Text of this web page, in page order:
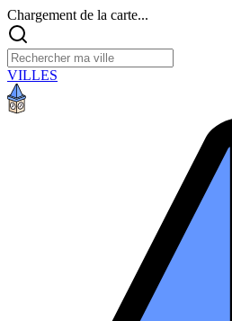
Chargement de la carte...
VILLES